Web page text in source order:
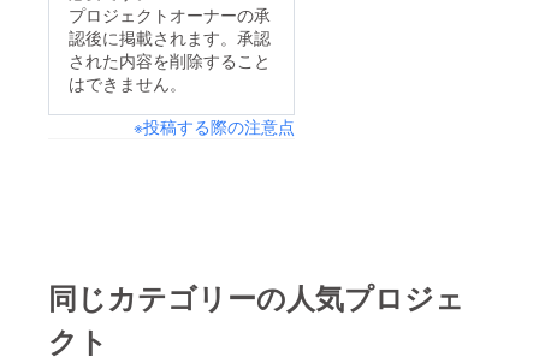
プロジェクトオーナーの承
認後に掲載されます。承認
された内容を削除すること
はできません。
※投稿する際の注意点
同じカテゴリーの人気プロジェ
クト